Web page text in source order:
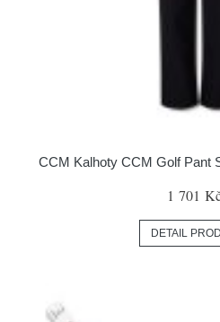
CCM Kalhoty CCM Golf Pant
1 701
DETAIL